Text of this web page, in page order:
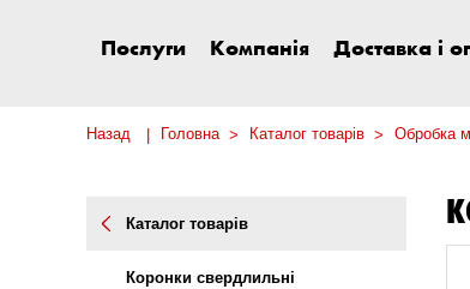
Послуги Компанія Доставка і
Назад Головна Каталог товарів Обробка
Каталог товарів
Коронки свердлильні